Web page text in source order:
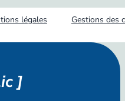
légales Gestions des
]